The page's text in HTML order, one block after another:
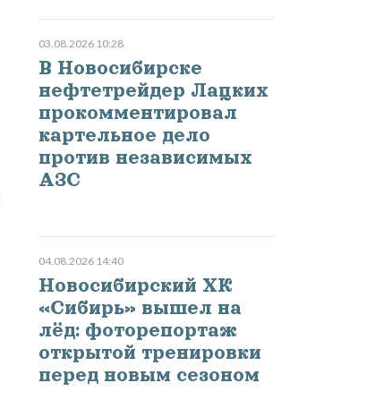
03.08.2026 10:28
В Новосибирске
нефтетрейдер Лацких
прокомментировал
картельное дело
против независимых
АЗС
04.08.2026 14:40
Новосибирский ХК
«Сибирь» вышел на
лёд: фоторепортаж
открытой тренировки
перед новым сезоном